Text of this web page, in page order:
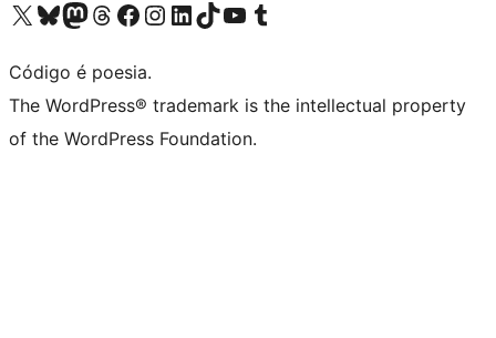
Visite a nossa conta X (antigo Twitter)
Visit our Bluesky account
Visit our Mastodon account
Visit our Threads account
Visite a nossa página do Facebook
Visite a nossa conta no Instagram
Visite a nossa conta no LinkedIn
Visit our TikTok account
Visit our YouTube channel
Visit our Tumblr account
Código é poesia.
The WordPress® trademark is the intellectual property
of the WordPress Foundation.